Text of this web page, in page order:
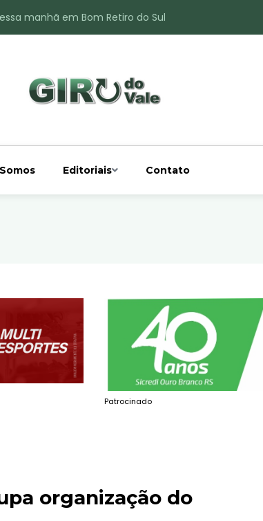
manhã em Bom Retiro do Sul
Retiro do Sul
Editoriais Contato
Patrocinado
organização do